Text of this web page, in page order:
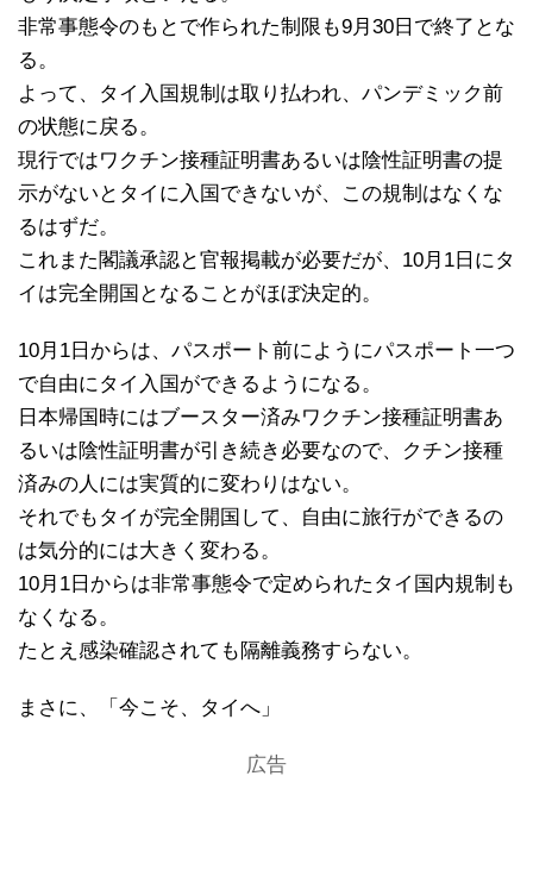
非常事態令のもとで作られた制限も9月30日で終了とな
る。
よって、タイ入国規制は取り払われ、パンデミック前
の状態に戻る。
現行ではワクチン接種証明書あるいは陰性証明書の提
示がないとタイに入国できないが、この規制はなくな
るはずだ。
これまた閣議承認と官報掲載が必要だが、10月1日にタ
イは完全開国となることがほぼ決定的。
10月1日からは、パスポート前にようにパスポート一つ
で自由にタイ入国ができるようになる。
日本帰国時にはブースター済みワクチン接種証明書あ
るいは陰性証明書が引き続き必要なので、クチン接種
済みの人には実質的に変わりはない。
それでもタイが完全開国して、自由に旅行ができるの
は気分的には大きく変わる。
10月1日からは非常事態令で定められたタイ国内規制も
なくなる。
たとえ感染確認されても隔離義務すらない。
まさに、「今こそ、タイへ」
広告